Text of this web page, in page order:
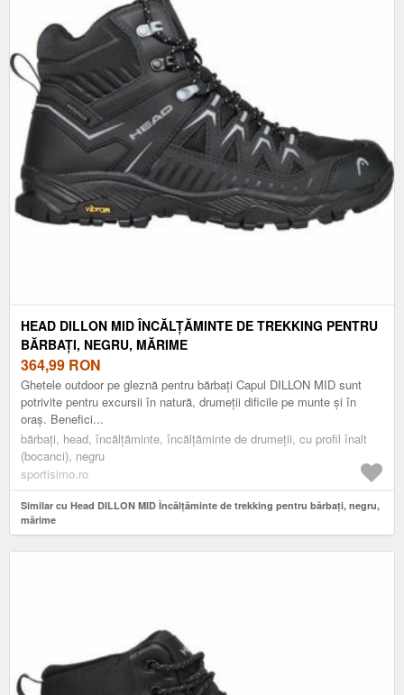
HEAD DILLON MID ÎNCĂLȚĂMINTE DE TREKKING PENTRU
BĂRBAȚI, NEGRU, MĂRIME
364,99 RON
Ghetele outdoor pe gleznă pentru bărbați Capul DILLON MID sunt
potrivite pentru excursii în natură, drumeții dificile pe munte și în
oraș. Benefici...
bărbați, head, încălțăminte, încălțăminte de drumeții, cu profil înalt
(bocanci), negru
sportisimo.ro
Similar cu Head DILLON MID Încălțăminte de trekking pentru bărbați, negru,
mărime